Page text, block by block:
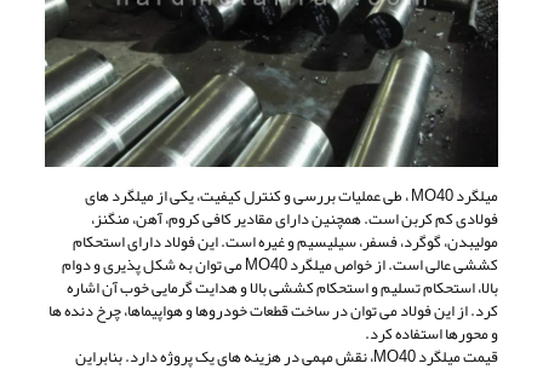
میلگرد MO40 ، طی عملیات بررسی و کنترل کیفیت، یکی از میلگرد های
فولادی کم کربن است. همچنین دارای مقادیر کافی کروم، آهن، منگنز،
مولیبدن، گوگرد، فسفر، سیلیسیم و غیره است. این فولاد دارای استحکام
کششی عالی است. از خواص میلگرد MO40 می توان به شکل پذیری و دوام
بالا، استحکام تسلیم و استحکام کششی بالا و هدایت گرمایی خوب آن اشاره
کرد. از این فولاد می توان در ساخت قطعات خودروها و هواپیماها، چرخ دنده ها
و محورها استفاده کرد.
قیمت میلگرد MO40، نقش مهمی در هزینه های یک پروژه دارد. بنابراین